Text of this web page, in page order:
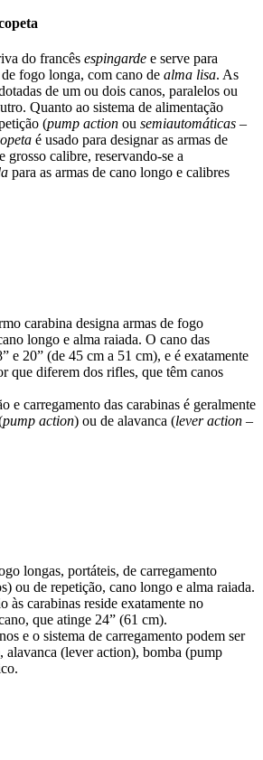
do francês espingarde e serve para
fogo longa, com cano de alma lisa. As
de um ou dois canos, paralelos ou
Quanto ao sistema de alimentação
(pump action ou semiautomáticas –
é usado para designar as armas de
grosso calibre, reservando-se a
para as armas de cano longo e calibres
carabina designa armas de fogo
longo e alma raiada. O cano das
e 20” (de 45 cm a 51 cm), e é exatamente
que diferem dos rifles, que têm canos
e carregamento das carabinas é geralmente
pump action) ou de alavanca (lever action –
longas, portáteis, de carregamento
ou de repetição, cano longo e alma raiada.
às carabinas reside exatamente no
que atinge 24” (61 cm).
e o sistema de carregamento podem ser
alavanca (lever action), bomba (pump